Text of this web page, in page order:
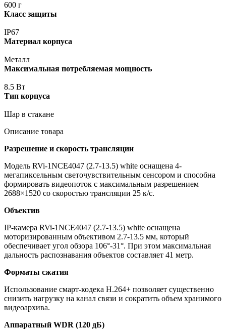
600 г
Класс защиты
IP67
Материал корпуса
Металл
Максимальная потребляемая мощность
8.5 Вт
Тип корпуса
Шар в стакане
Описание товара
Разрешение и скорость трансляции
Модель RVi-1NCE4047 (2.7-13.5) white оснащена 4-
мегапиксельным светочувствительным сенсором и способна
формировать видеопоток с максимальным разрешением
2688×1520 со скоростью трансляции 25 к/с.
Объектив
IP-камера RVi-1NCE4047 (2.7-13.5) white оснащена
моторизированным объективом 2.7-13.5 мм, который
обеспечивает угол обзора 106°-31°. При этом максимальная
дальность распознавания объектов составляет 41 метр.
Форматы сжатия
Использование смарт-кодека H.264+ позволяет существенно
снизить нагрузку на канал связи и сократить объем хранимого
видеоархива.
Аппаратный WDR (120 дБ)